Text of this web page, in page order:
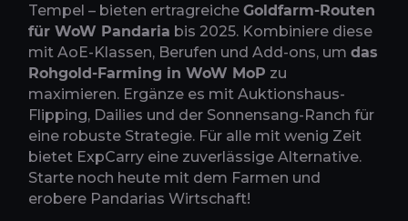
Tempel – bieten ertragreiche Goldfarm-Routen
für WoW Pandaria bis 2025. Kombiniere diese
mit AoE-Klassen, Berufen und Add-ons, um das
Rohgold-Farming in WoW MoP zu
maximieren. Ergänze es mit Auktionshaus-
Flipping, Dailies und der Sonnensang-Ranch für
eine robuste Strategie. Für alle mit wenig Zeit
bietet ExpCarry eine zuverlässige Alternative.
Starte noch heute mit dem Farmen und
erobere Pandarias Wirtschaft!